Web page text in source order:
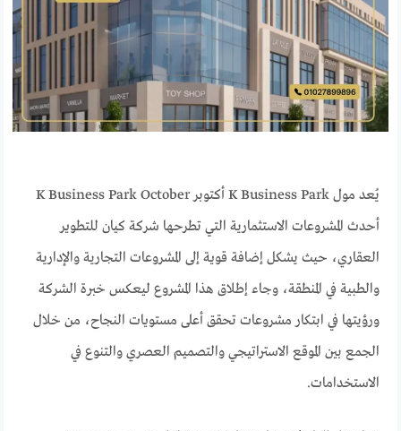
يُعد مول K Business Park أكتوبر K Business Park October
أحدث المشروعات الاستثمارية التي تطرحها شركة كيان للتطوير
العقاري، حيث يشكل إضافة قوية إلى المشروعات التجارية والإدارية
والطبية في المنطقة، وجاء إطلاق هذا المشروع ليعكس خبرة الشركة
ورؤيتها في ابتكار مشروعات تحقق أعلى مستويات النجاح، من خلال
الجمع بين الموقع الاستراتيجي والتصميم العصري والتنوع في
الاستخدامات.